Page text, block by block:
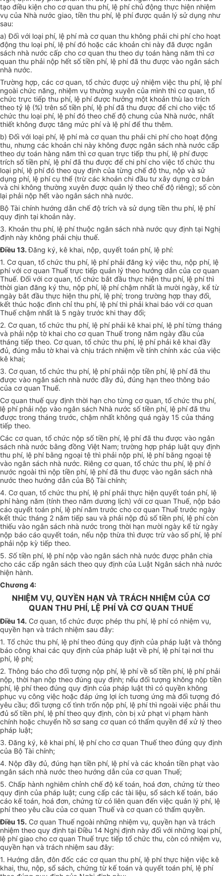
tạo điều kiện cho cơ quan thu phí, lệ phí chủ động thực hiện nhiệm
vụ của Nhà nước giao, tiền thu phí, lệ phí được quản lý sử dụng như
sau:
a) Đối với loại phí, lệ phí mà cơ quan thu không phải chi phí cho hoạt
động thu loại phí, lệ phí đó hoặc các khoản chi này đã được ngân
sách nhà nước cấp cho cơ quan thu theo dự toán hàng năm thì cơ
quan thu phải nộp hết số tiền phí, lệ phí đã thu được vào ngân sách
nhà nước.
Trường hợp, các cơ quan, tổ chức được uỷ nhiệm việc thu phí, lệ phí
ngoài chức năng, nhiệm vụ thường xuyên của mình thì cơ quan, tổ
chức trực tiếp thu phí, lệ phí được hưởng một khoản thù lao trích
theo tỷ lệ (%) trên số tiền phí, lệ phí đã thu được để chi cho việc tổ
chức thu loại phí, lệ phí đó theo chế độ chung của Nhà nước, nhất
thiết không được tăng mức phí và lệ phí để thu thêm.
b) Đối với loại phí, lệ phí mà cơ quan thu phải chi phí cho hoạt động
thu, nhưng các khoản chi này không được ngân sách nhà nước cấp
theo dự toán hàng năm thì cơ quan trực tiếp thu phí, lệ phí được
trích số tiền phí, lệ phí đã thu được để chi phí cho việc tổ chức thu
loại phí, lệ phí đó theo quy định của từng chế độ thu, nộp và sử
dụng phí, lệ phí cụ thể (trừ các khoản chi đầu tư xây dựng cơ bản
và chi không thường xuyên được quản lý theo chế độ riêng); số còn
lại phải nộp hết vào ngân sách nhà nước.
Bộ Tài chính hướng dẫn chế độ trích và sử dụng tiền thu phí, lệ phí
quy định tại khoản này.
3. Khoản thu phí, lệ phí thuộc ngân sách nhà nước quy định tại Nghị
định này không phải chịu thuế.
Điều 13.Đăng ký, kê khai, nộp, quyết toán phí, lệ phí:
1. Cơ quan, tổ chức thu phí, lệ phí phải đăng ký việc thu, nộp phí, lệ
phí với cơ quan Thuế trực tiếp quản lý theo hướng dẫn của cơ quan
Thuế. Đối với cơ quan, tổ chức bắt đầu thực hiện thu phí, lệ phí thì
thời gian đăng ký thu, nộp phí, lệ phí chậm nhất là mười ngày, kể từ
ngày bắt đầu thực hiện thu phí, lệ phí; trong trường hợp thay đổi,
kết thúc hoặc đình chỉ thu phí, lệ phí thì phải khai báo với cơ quan
Thuế chậm nhất là 5 ngày trước khi thay đổi;
2. Cơ quan, tổ chức thu phí, lệ phí phải kê khai phí, lệ phí từng tháng
và phải nộp tờ khai cho cơ quan Thuế trong năm ngày đầu của
tháng tiếp theo. Cơ quan, tổ chức thu phí, lệ phí phải kê khai đầy
đủ, đúng mẫu tờ khai và chịu trách nhiệm về tính chính xác của việc
kê khai;
3. Cơ quan, tổ chức thu phí, lệ phí phải nộp tiền phí, lệ phí đã thu
được vào ngân sách nhà nước đầy đủ, đúng hạn theo thông báo
của cơ quan Thuế.
Cơ quan thuế quy định thời hạn cho từng cơ quan, tổ chức thu phí,
lệ phí phải nộp vào ngân sách Nhà nước số tiền phí, lệ phí đã thu
được trong tháng trước, chậm nhất không quá ngày 15 của tháng
tiếp theo.
Các cơ quan, tổ chức nộp số tiền phí, lệ phí đã thu được vào ngân
sách nhà nước bằng đồng Việt Nam; trường hợp pháp luật quy định
thu phí, lệ phí bằng ngoại tệ thì phải nộp phí, lệ phí bằng ngoại tệ
vào ngân sách nhà nước. Riêng cơ quan, tổ chức thu phí, lệ phí ở
nước ngoài thì nộp tiền phí, lệ phí đã thu được vào ngân sách nhà
nước theo hướng dẫn của Bộ Tài chính;
4. Cơ quan, tổ chức thu phí, lệ phí phải thực hiện quyết toán phí, lệ
phí hàng năm (tính theo năm dương lịch) với cơ quan Thuế, nộp báo
cáo quyết toán phí, lệ phí năm trước cho cơ quan Thuế trước ngày
kết thúc tháng 2 năm tiếp sau và phải nộp đủ số tiền phí, lệ phí còn
thiếu vào ngân sách nhà nước trong thời hạn mười ngày kể từ ngày
nộp báo cáo quyết toán, nếu nộp thừa thì được trừ vào số phí, lệ phí
phải nộp kỳ tiếp theo.
5. Số tiền phí, lệ phí nộp vào ngân sách nhà nước được phân chia
cho các cấp ngân sách theo quy định của Luật Ngân sách nhà nước
hiện hành.
Chương 4:
NHIỆM VỤ, QUYỀN HẠN VÀ TRÁCH NHIỆM CỦA CƠ
QUAN THU PHÍ, LỆ PHÍ VÀ CƠ QUAN THUẾ
Điều 14. Cơ quan, tổ chức được phép thu phí, lệ phí có nhiệm vụ,
quyền hạn và trách nhiệm sau đây:
1. Tổ chức thu phí, lệ phí theo đúng quy định của pháp luật và thông
báo công khai các quy định của pháp luật về phí, lệ phí tại nơi thu
phí, lệ phí;
2. Thông báo cho đối tượng nộp phí, lệ phí về số tiền phí, lệ phí phải
nộp, thời hạn nộp theo đúng quy định; nếu đối tượng không nộp tiền
phí, lệ phí theo đúng quy định của pháp luật thì có quyền không
phục vụ công việc hoặc đáp ứng lợi ích tương ứng mà đối tượng đó
yêu cầu; đối tượng cố tình trốn nộp phí, lệ phí thì ngoài việc phải thu
đủ số tiền phí, lệ phí theo quy định, còn bị xử phạt vi phạm hành
chính hoặc chuyển hồ sơ sang cơ quan có thẩm quyền để xử lý theo
pháp luật;
3. Đăng ký, kê khai phí, lệ phí cho cơ quan Thuế theo đúng quy định
của Bộ Tài chính;
4. Nộp đầy đủ, đúng hạn tiền phí, lệ phí và các khoản tiền phạt vào
ngân sách nhà nước theo hướng dẫn của cơ quan Thuế;
5. Chấp hành nghiêm chỉnh chế độ kế toán, hoá đơn, chứng từ theo
quy định của pháp luật; cung cấp các tài liệu, sổ sách kế toán, báo
cáo kế toán, hoá đơn, chứng từ có liên quan đến việc quản lý phí, lệ
phí theo yêu cầu của cơ quan Thuế và cơ quan có thẩm quyền.
Điều 15. Cơ quan Thuế ngoài những nhiệm vụ, quyền hạn và trách
nhiệm theo quy định tại Điều 14 Nghị định này đối với những loại phí,
lệ phí giao cho cơ quan Thuế trực tiếp tổ chức thu, còn có nhiệm vụ,
quyền hạn và trách nhiệm sau đây:
1. Hướng dẫn, đôn đốc các cơ quan thu phí, lệ phí thực hiện việc kê
khai, thu, nộp, sổ sách, chứng từ kế toán và quyết toán phí, lệ phí